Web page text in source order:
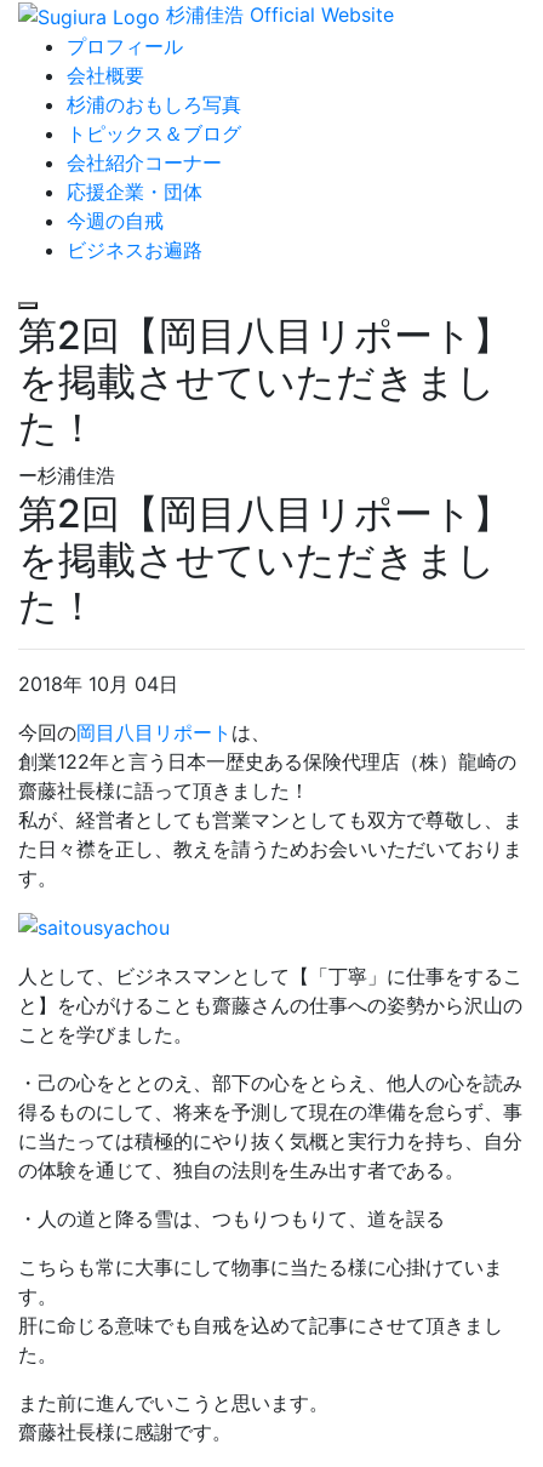
杉浦佳浩 Official Website
プロフィール
会社概要
杉浦のおもしろ写真
トピックス＆ブログ
会社紹介コーナー
応援企業・団体
今週の自戒
ビジネスお遍路
第2回【岡目八目リポート】
を掲載させていただきまし
た！
ー杉浦佳浩
第2回【岡目八目リポート】
を掲載させていただきまし
た！
2018年 10月 04日
今回の岡目八目リポート は、
創業122年と言う日本一歴史ある保険代理店（株）龍崎の
齋藤社長様に語って頂きました！
私が、経営者としても営業マンとしても双方で尊敬し、ま
た日々襟を正し、教えを請うためお会いいただいておりま
す。
人として、ビジネスマンとして【「丁寧」に仕事をするこ
と】を心がけることも齋藤さんの仕事への姿勢から沢山の
ことを学びました。
・己の心をととのえ、部下の心をとらえ、他人の心を読み
得るものにして、将来を予測して現在の準備を怠らず、事
に当たっては積極的にやり抜く気概と実行力を持ち、自分
の体験を通じて、独自の法則を生み出す者である。
・人の道と降る雪は、つもりつもりて、道を誤る
こちらも常に大事にして物事に当たる様に心掛けていま
す。
肝に命じる意味でも自戒を込めて記事にさせて頂きまし
た。
また前に進んでいこうと思います。
齋藤社長様に感謝です。